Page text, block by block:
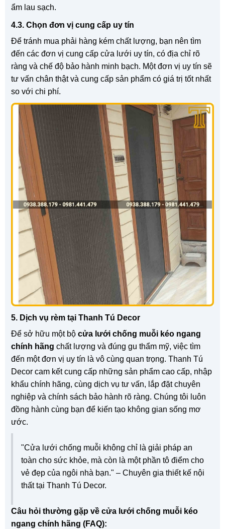
ẩm lau sạch.
4.3. Chọn đơn vị cung cấp uy tín
Để tránh mua phải hàng kém chất lượng, bạn nên tìm
đến các đơn vị cung cấp cửa lưới uy tín, có địa chỉ rõ
ràng và chế độ bảo hành minh bạch. Một đơn vị uy tín sẽ
tư vấn chân thật và cung cấp sản phẩm có giá trị tốt nhất
so với chi phí.
5. Dịch vụ rèm tại Thanh Tú Decor
Để sở hữu một bộ cửa lưới chống muỗi kéo ngang
chính hãng chất lượng và đúng gu thẩm mỹ, việc tìm
đến một đơn vị uy tín là vô cùng quan trọng. Thanh Tú
Decor cam kết cung cấp những sản phẩm cao cấp, nhập
khẩu chính hãng, cùng dịch vụ tư vấn, lắp đặt chuyên
nghiệp và chính sách bảo hành rõ ràng. Chúng tôi luôn
đồng hành cùng bạn để kiến tạo không gian sống mơ
ước.
"Cửa lưới chống muỗi không chỉ là giải pháp an
toàn cho sức khỏe, mà còn là một phần tô điểm cho
vẻ đẹp của ngôi nhà bạn." – Chuyên gia thiết kế nội
thất tại Thanh Tú Decor.
Câu hỏi thường gặp về cửa lưới chống muỗi kéo
ngang chính hãng (FAQ):